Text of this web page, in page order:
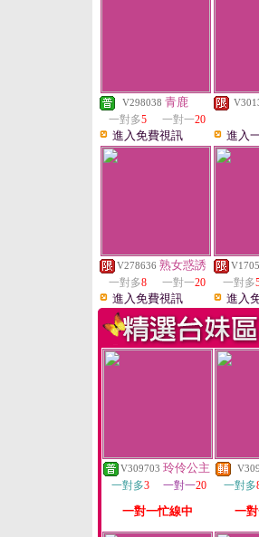
V298038 青鹿
一對多5 一對一20
進入免費視訊 進入
V278636 熟女惑誘
一對多8 一對一20
進入免費視訊
一對多
進入
V309703 玲伶公主
一對多3 一對一20
一對一忙線中
一對多
一